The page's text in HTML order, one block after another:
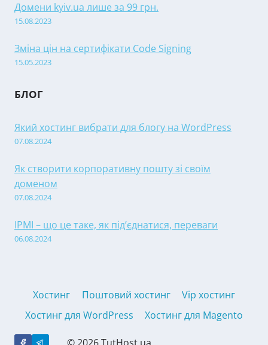
Домени kyiv.ua лише за 99 грн.
15.08.2023
Зміна цін на сертифікати Code Signing
15.05.2023
БЛОГ
Який хостинг вибрати для блогу на WordPress
07.08.2024
Як створити корпоративну пошту зі своїм
доменом
07.08.2024
IPMI – що це таке, як під’єднатися, переваги
06.08.2024
Хостинг Поштовий хостинг
Vip хостинг
Хостинг для WordPress
Хостинг для Magento